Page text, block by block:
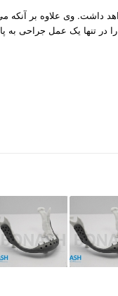
داشت. وی علاوه بر آنکه
در تنها یک عمل جراحی به